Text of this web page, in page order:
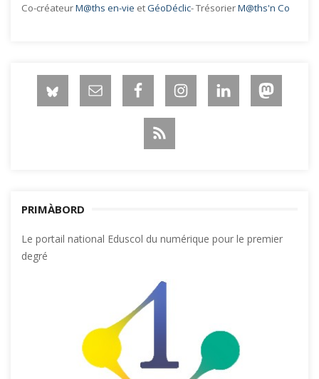
Co-créateurM@ths en-vie etGéoDéclic- TrésorierM@ths'n Co
PRIMÀBORD
Le portail national Eduscol du numérique pour le premier
degré